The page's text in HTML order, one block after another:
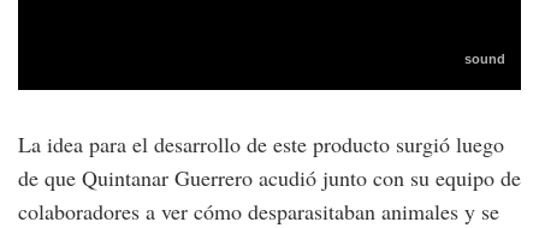
La idea para el desarrollo de este producto surgió luego
de que Quintanar Guerrero acudió junto con su equipo de
colaboradores a ver cómo desparasitaban animales y se